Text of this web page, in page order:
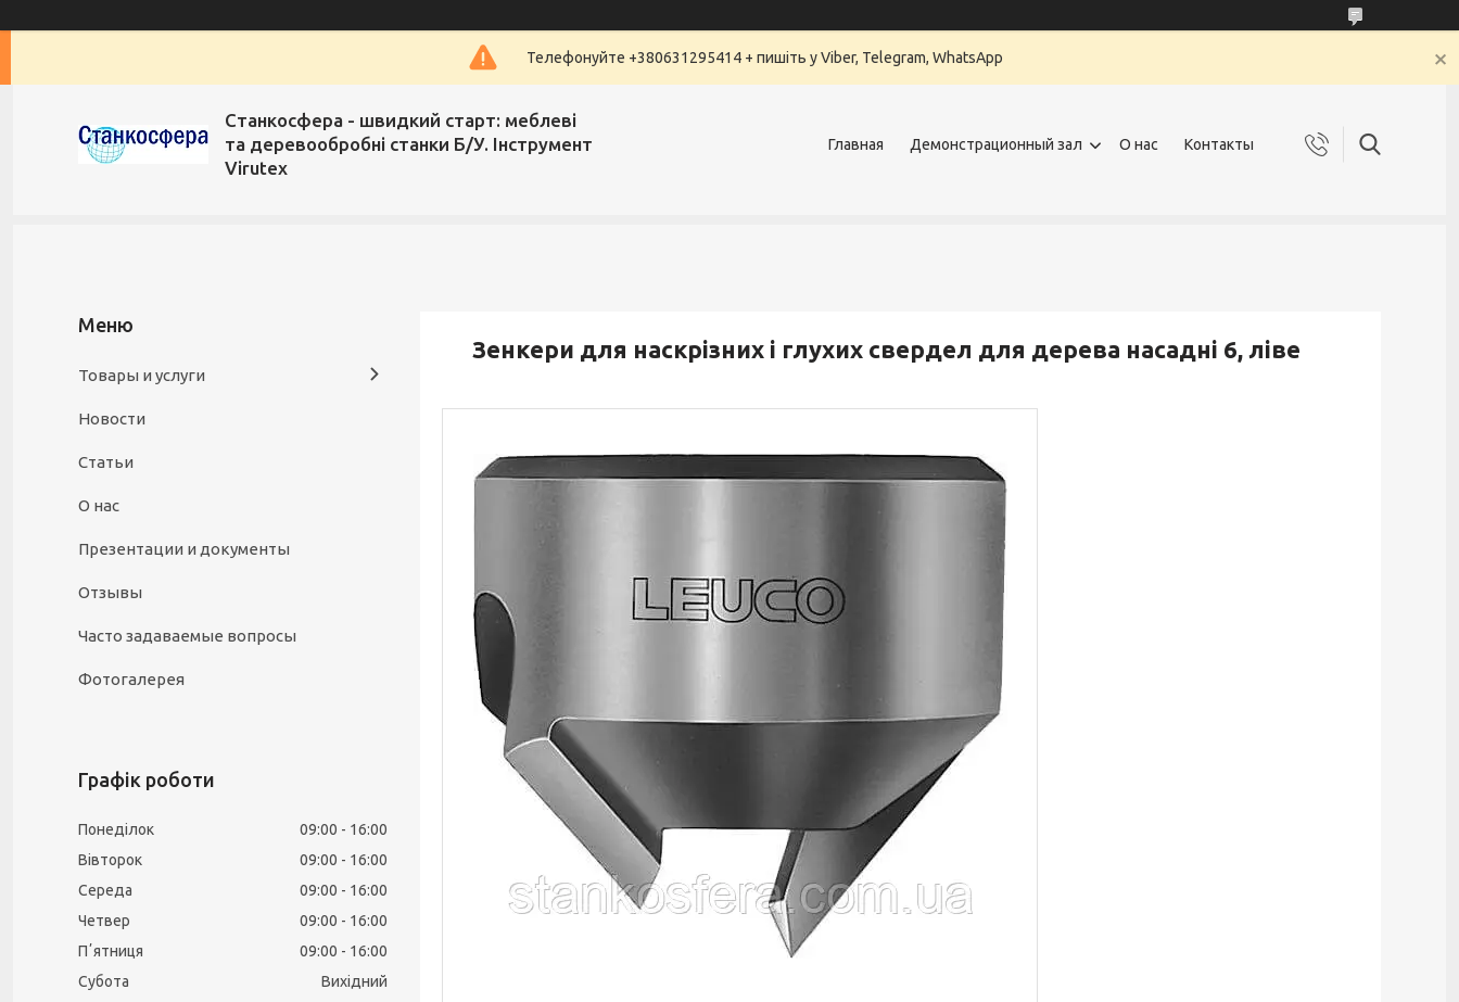
Телефонуйте +380631295414 + пишіть у Viber, Telegram, WhatsApp
Станкосфера - швидкий старт: меблеві
та деревообробні станки Б/У. Інструмент
Virutex
Главная Демонстрационный зал О нас Контакты
Зенкери для наскрізних і глухих свердел для дерева насадні 6, ліве
Товары и услуги
Новости
Статьи
О нас
Презентации и документы
Отзывы
Часто задаваемые вопросы
Фотогалерея
Графік роботи
Понеділок 09:00
16:00
Вівторок
09:00
16:00
Середа
09:00
16:00
Четвер
09:00
16:00
Пʼятниця
09:00
16:00
Субота
Вихідний